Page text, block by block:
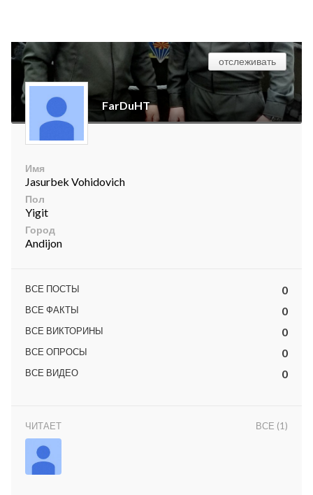
FarDuHT
отслеживать
Имя
Jasurbek Vohidovich
Пол
Yigit
Город
Andijon
ВСЕ ПОСТЫ 0
ВСЕ ФАКТЫ 0
ВСЕ ВИКТОРИНЫ 0
ВСЕ ОПРОСЫ 0
ВСЕ ВИДЕО 0
ЧИТАЕТ ВСЕ (1)